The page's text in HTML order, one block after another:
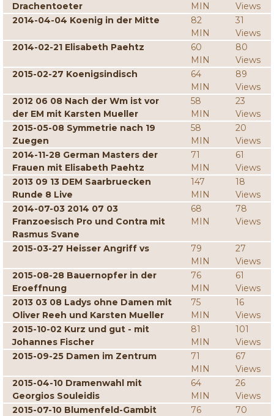
Drachentoeter
MIN
Views
2014-04-04 Koenig in der Mitte
82
MIN
31
Views
2014-02-21 Elisabeth Paehtz
60
MIN
80
Views
2015-02-27 Koenigsindisch
64
MIN
89
Views
2012 06 08 Nach der Wm ist vor
der EM mit Karsten Mueller
58
MIN
23
Views
2015-05-08 Symmetrie nach 19
Zuegen
58
MIN
20
Views
2014-11-28 German Masters der
Frauen mit Elisabeth Paehtz
71
MIN
61
Views
2013 09 13 DEM Saarbruecken
Runde 8 Live
147
MIN
18
Views
2014-07-03 2014 07 03
Franzoesisch Pro und Contra mit
Rasmus Svane
68
MIN
78
Views
2015-03-27 Heisser Angriff vs
79
MIN
27
Views
2015-08-28 Bauernopfer in der
Eroeffnung
76
MIN
61
Views
2013 03 08 Ladys ohne Damen mit
Oliver Reeh und Karsten Mueller
75
MIN
16
Views
2015-10-02 Kurz und gut - mit
Johannes Fischer
81
MIN
101
Views
2015-09-25 Damen im Zentrum
71
MIN
67
Views
2015-04-10 Dramenwahl mit
Georgios Souleidis
64
MIN
26
Views
2015-07-10 Blumenfeld-Gambit
76
70